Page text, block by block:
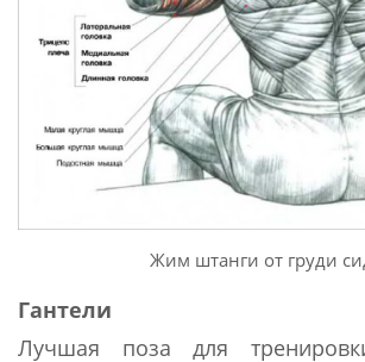
Жим штанги от груди
Гантели
Лучшая поза для